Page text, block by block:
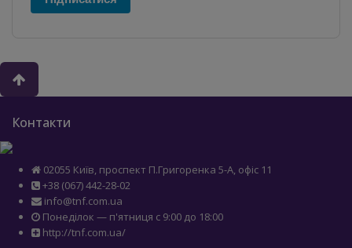
Контакти
02055 Київ, проспект П.Григоренка 5-А, офіс 11
+38 (067) 442-28-02
info@tnf.com.ua
Понеділок — п'ятниця с 9:00 до 18:00
http://tnf.com.ua/